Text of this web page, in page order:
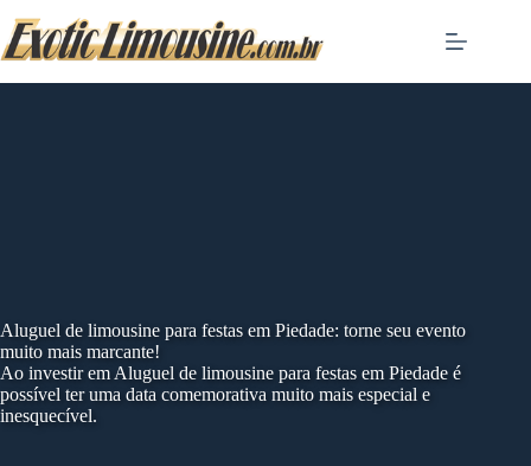
to
content
Aluguel de limousine para festas em Piedade: torne seu evento
muito mais marcante!
Ao investir em Aluguel de limousine para festas em Piedade é
possível ter uma data comemorativa muito mais especial e
inesquecível.